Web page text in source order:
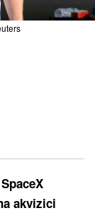
akvizici